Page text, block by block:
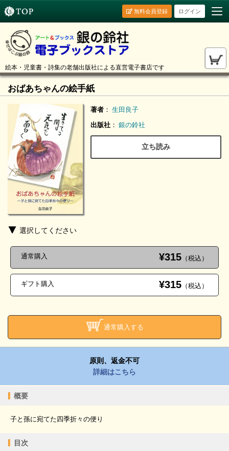
ログイン
無料会員登録
絵本・児童書・詩集の老舗出版社による直営電子書店です
おばあちゃんの絵手紙
著者 ： 生田良子
出版社 ： 銀の鈴社
立ち読み
選択してください
通常購入 ¥315 （税込）
ギフト購入 ¥315 （税込）
通常購入する
原則、返金不可
詳細はこちら
概要
子と孫に宛てた四季折々の便り
目次